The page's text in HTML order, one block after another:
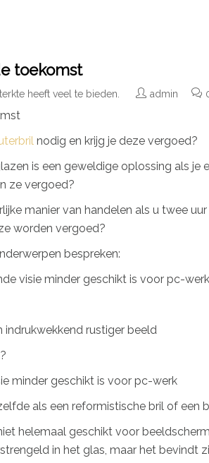
toekomst
heeft veel te bieden. admin
nodig en krijg je deze vergoed?
is een geweldige oplossing als je
ze vergoed?
manier van handelen als u twee
worden vergoed?
bespreken:
visie minder geschikt is voor pc-werk
indrukwekkend rustiger beeld
minder geschikt is voor pc-werk
als een reformistische bril of een
helemaal geschikt voor
in het glas, maar het bevindt